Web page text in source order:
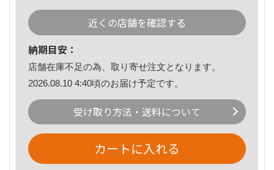
近くの店舗を確認する
納期目安：
店舗在庫不足の為、取り寄せ注文となります。
2026.08.10 4:40頃のお届け予定です。
受け取り方法・送料について
カートに入れる